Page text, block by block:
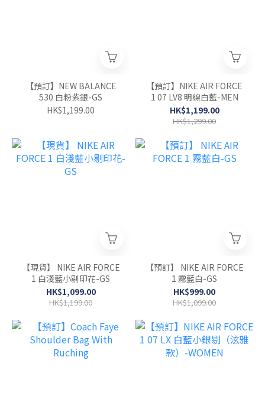
【預訂】NEW BALANCE
530 白粉紫銀-GS
HK$1,199.00
【預訂】NIKE AIR FORCE
1 07 LV8 明線白藍-MEN
HK$1,199.00
HK$1,299.00
【現貨】 NIKE AIR FORCE
1 白淺藍小剔印花-GS
HK$1,099.00
HK$1,199.00
【預訂】 NIKE AIR FORCE
1 霧藍白-GS
HK$999.00
HK$1,099.00